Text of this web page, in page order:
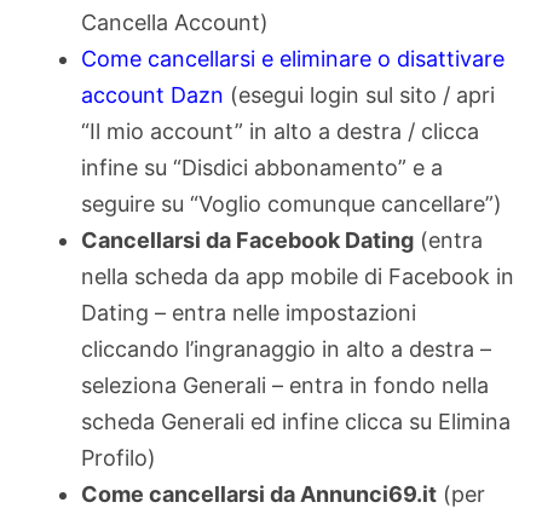
Cancella Account)
Come cancellarsi e eliminare o disattivare
account Dazn (esegui login sul sito / apri
“Il mio account” in alto a destra / clicca
infine su “Disdici abbonamento” e a
seguire su “Voglio comunque cancellare”)
Cancellarsi da Facebook Dating (entra
nella scheda da app mobile di Facebook in
Dating – entra nelle impostazioni
cliccando l’ingranaggio in alto a destra –
seleziona Generali – entra in fondo nella
scheda Generali ed infine clicca su Elimina
Profilo)
Come cancellarsi da Annunci69.it (per